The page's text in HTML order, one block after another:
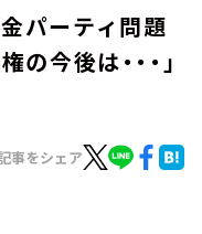
パーティ問題
今後は・・・」
事をシェア